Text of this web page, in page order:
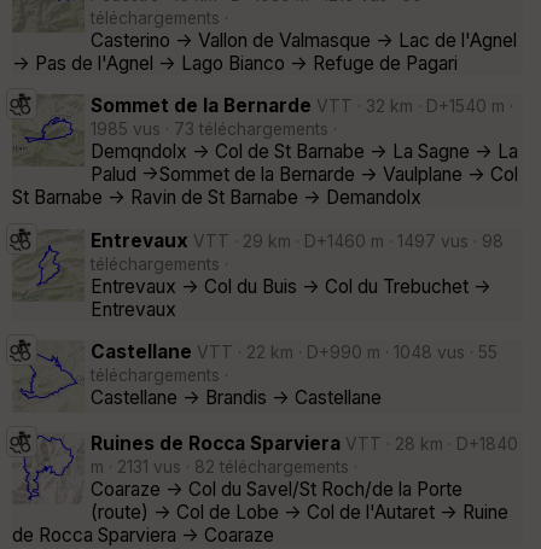
téléchargements ·
Casterino -> Vallon de Valmasque -> Lac de l'Agnel
-> Pas de l'Agnel -> Lago Bianco -> Refuge de Pagari
Sommet de la Bernarde VTT · 32 km · D+1540 m ·
1985 vus · 73 téléchargements ·
Demqndolx -> Col de St Barnabe -> La Sagne -> La
Palud ->Sommet de la Bernarde -> Vaulplane -> Col
St Barnabe -> Ravin de St Barnabe -> Demandolx
Entrevaux VTT · 29 km · D+1460 m · 1497 vus · 98
téléchargements ·
Entrevaux -> Col du Buis -> Col du Trebuchet ->
Entrevaux
Castellane VTT · 22 km · D+990 m · 1048 vus · 55
téléchargements ·
Castellane -> Brandis -> Castellane
Ruines de Rocca Sparviera VTT · 28 km · D+1840
m · 2131 vus · 82 téléchargements ·
Coaraze -> Col du Savel/St Roch/de la Porte
(route) -> Col de Lobe -> Col de l'Autaret -> Ruine
de Rocca Sparviera -> Coaraze